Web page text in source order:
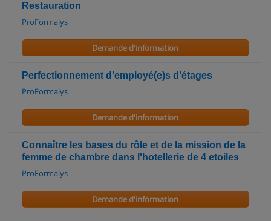
Restauration
ProFormalys
Demande d'information
Perfectionnement d’employé(e)s d’étages
ProFormalys
Demande d'information
Connaître les bases du rôle et de la mission de la
femme de chambre dans l'hotellerie de 4 etoiles
ProFormalys
Demande d'information